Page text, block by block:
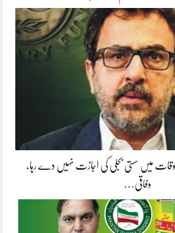
میں سستی بجلی کی اجازت نہیں دے رہا،
وفاقی…